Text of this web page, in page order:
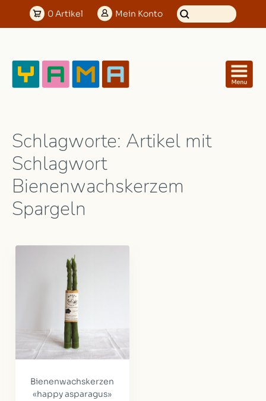
0Artikel Mein Konto
Schlagworte: Artikel mit
Schlagwort
Bienenwachskerzem
Spargeln
Bienenwachskerzen
«happy asparagus»